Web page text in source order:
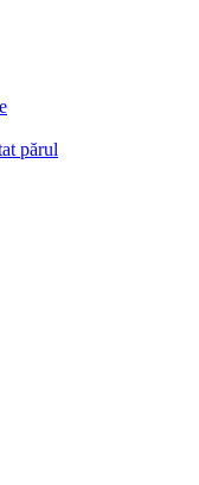
părul